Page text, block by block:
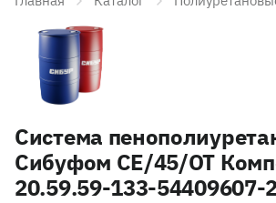
Система
Сибуфом СЕ/45/ОТ
20.59.59-133-54409607-